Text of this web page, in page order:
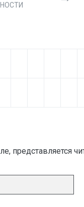
представляется